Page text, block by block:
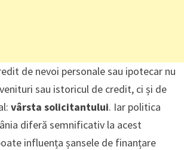
de nevoi personale sau ipotecar nu
sau istoricul de credit, ci și de
vârsta solicitantului. Iar politica
diferă semnificativ la acest
influența șansele de finanțare